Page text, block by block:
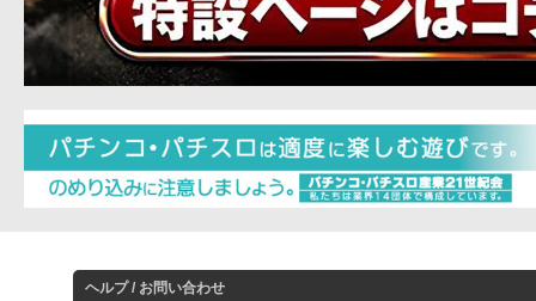
ヘルプ / お問い合わせ